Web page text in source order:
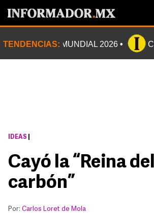
TENDENCIAS: MUNDIAL 2026
IDEAS
Cayó la “Reina del
carbón”
Por: Carlos Loret de Mola